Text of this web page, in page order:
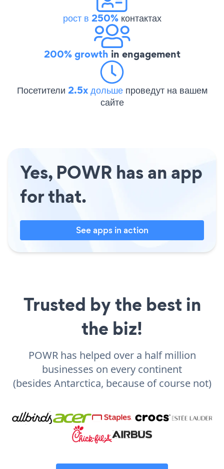
рост в 250%контактах
200% growth in engagement
Посетители 2.5x дольше проведут на вашем
сайте
Yes, POWR has an app
for that.
See apps in action
Trusted by the best in
the biz!
POWR has helped over a half million
businesses on every continent
(besides Antarctica, because of course not)